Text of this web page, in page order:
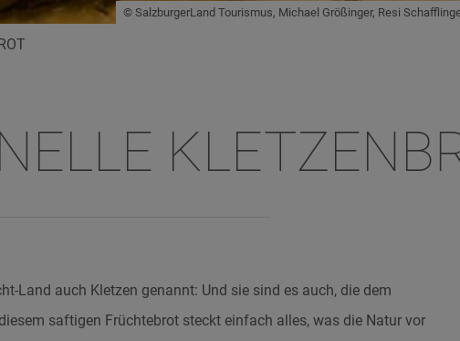
© SalzburgerLand Tourismus, Michael Größinger, Resi
Land auch Kletzen genannt: Und sie sind es auch, die dem
saftigen Früchtebrot steckt einfach alles, was die Natur vor